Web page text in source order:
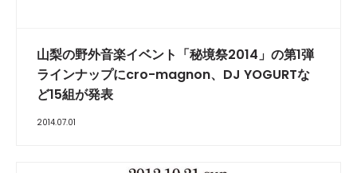
山梨の野外音楽イベント「秘境祭2014」の第1弾
ラインナップにcro-magnon、DJ YOGURTな
ど15組が発表
2014.07.01